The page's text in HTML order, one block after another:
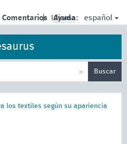
| Idioma: español
Comentarios Ayuda
× Buscar
los textiles según su apariencia